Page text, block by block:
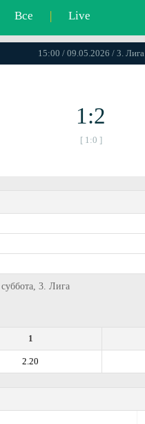
Все | Live
15:00 / 09.05.2026 / 3. Лига
1:2
[ 1:0 ]
3. Лига
1
2.20